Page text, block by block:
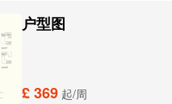
Stop F
户型图
£ 369 起/周